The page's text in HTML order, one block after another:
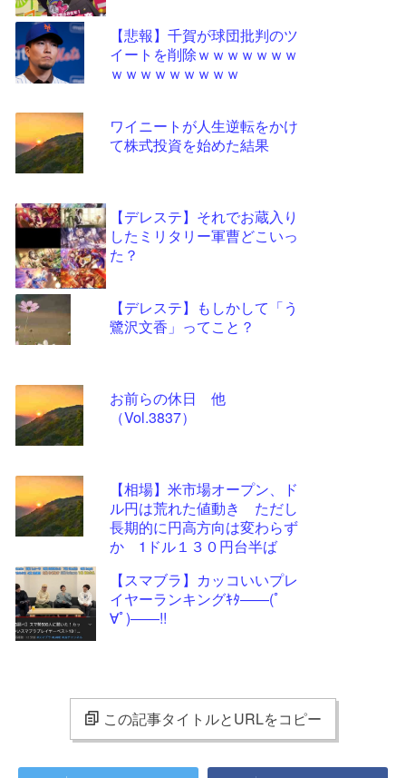
【悲報】千賀が球団批判のツ
イートを削除ｗｗｗｗｗｗｗ
ｗｗｗｗｗｗｗｗｗ
ワイニートが人生逆転をかけ
て株式投資を始めた結果
【デレステ】それでお蔵入り
したミリタリー軍曹どこいっ
た？
【デレステ】もしかして「う
鷺沢文香」ってこと？
お前らの休日 他
（Vol.3837）
【相場】米市場オープン、ド
ル円は荒れた値動き ただし
長期的に円高方向は変わらず
か 1ドル１３０円台半ば
【スマブラ】カッコいいプレ
イヤーランキングｷﾀ――(ﾟ
∀ﾟ)――!!
この記事タイトルとURLをコピー